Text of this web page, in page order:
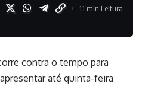
11 min Leitura
contra o tempo para
até quinta-feira